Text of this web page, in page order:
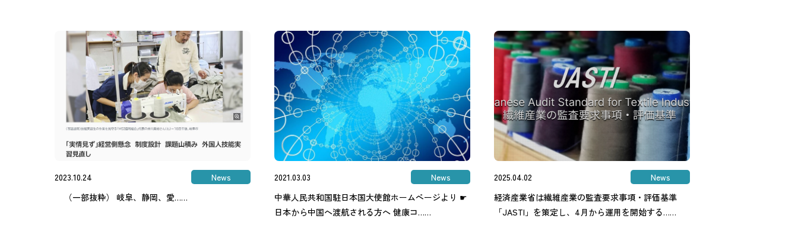
2023.10.24
News
（一部抜粋） 岐阜、静岡、愛……
2021.03.03
News
中華人民共和国駐日本国大使館ホームページより ☛
日本から中国へ渡航される方へ 健康コ……
2025.04.02
News
経済産業省は繊維産業の監査要求事項・評価基準
「JASTI」を策定し、4月から運用を開始する……